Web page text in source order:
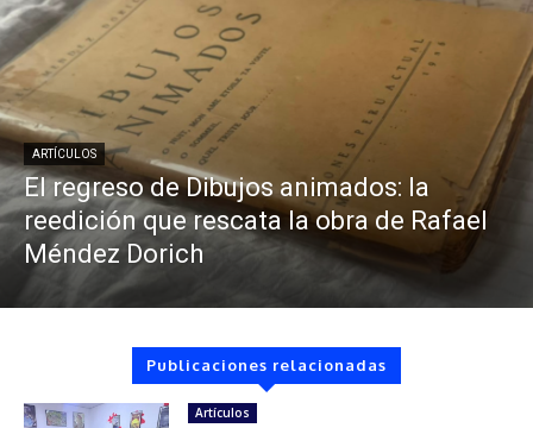
ARTÍCULOS
El regreso de Dibujos animados: la
reedición que rescata la obra de Rafael
Méndez Dorich
Publicaciones relacionadas
Artículos